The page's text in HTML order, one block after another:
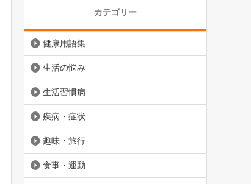
カテゴリー
健康用語集
生活の悩み
生活習慣病
疾病・症状
趣味・旅行
食事・運動